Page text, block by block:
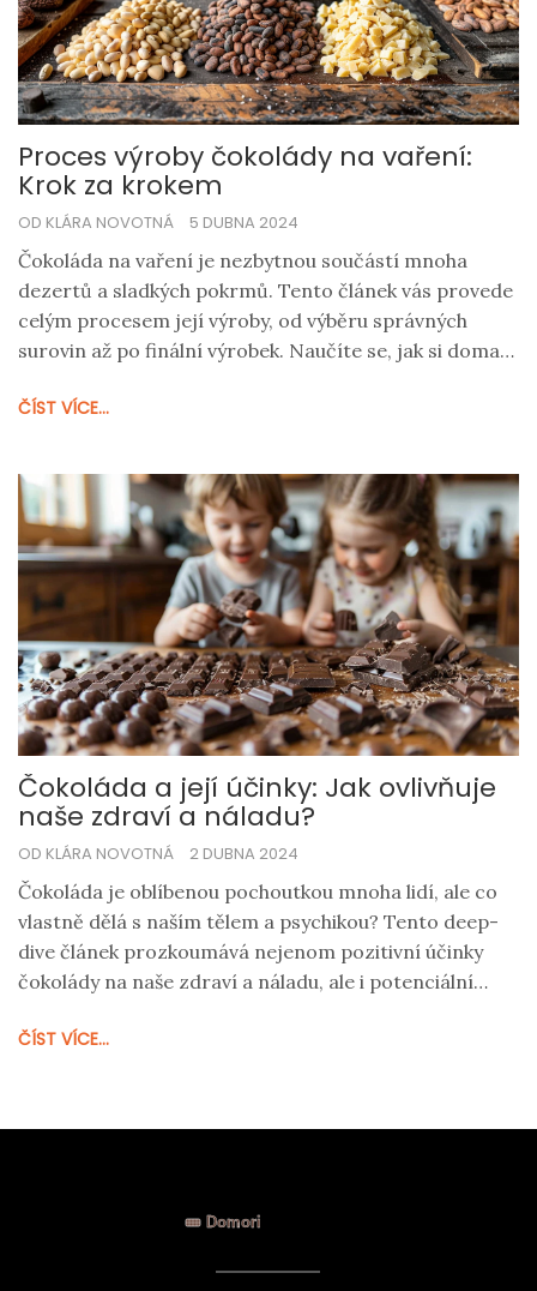
Proces výroby čokolády na vaření:
Krok za krokem
OD KLÁRA NOVOTNÁ 5 DUBNA 2024
Čokoláda na vaření je nezbytnou součástí mnoha
dezertů a sladkých pokrmů. Tento článek vás provede
celým procesem její výroby, od výběru správných
surovin až po finální výrobek. Naučíte se, jak si doma
základem vašich kulinárních dobrodružství. Budete
kterým bude vaše domácí čokoláda neodolatelná.
ČÍST VÍCE...
Čokoláda a její účinky: Jak ovlivňuje
naše zdraví a náladu?
OD KLÁRA NOVOTNÁ 2 DUBNA 2024
Čokoláda je oblíbenou pochoutkou mnoha lidí, ale co
vlastně dělá s naším tělem a psychikou? Tento deep-
dive článek prozkoumává nejenom pozitivní účinky
čokolády na naše zdraví a náladu, ale i potenciální
antioxidantů v tmavé čokoládě, vliv na
čokoládu konzumovat, aby byla pro náš organismus
ČÍST VÍCE...